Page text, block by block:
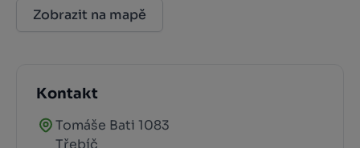
Zobrazit na mapě
Kontakt
Tomáše Bati 1083
Třebíč